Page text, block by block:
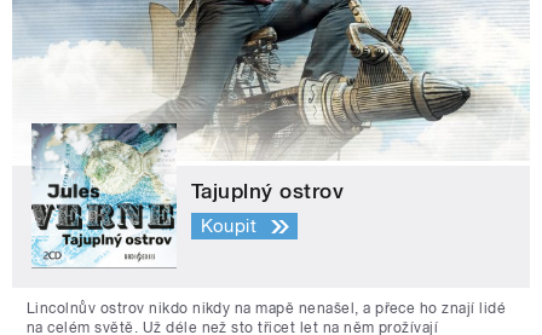
Tajuplný ostrov
Koupit
Lincolnův ostrov nikdo nikdy na mapě nenašel, a přece ho znají lidé
na celém světě. Už déle než sto třicet let na něm prožívají